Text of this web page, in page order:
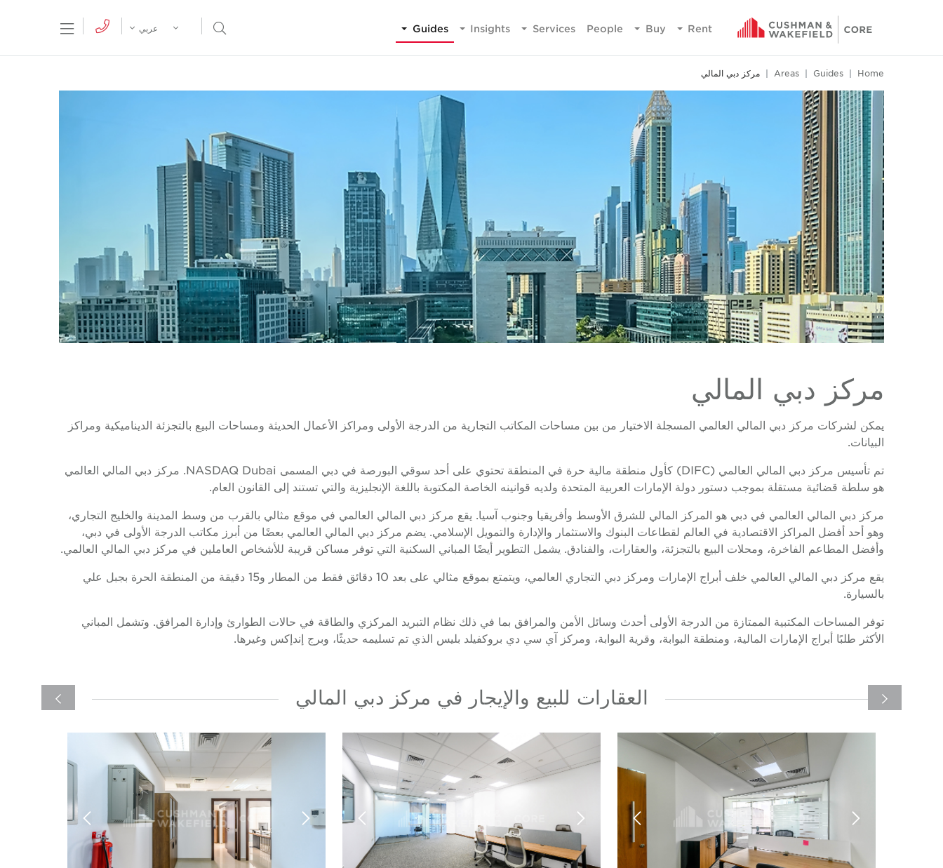
Rent
Buy
People
Services
Insights
Guides
Menu Open Search Menu
عربي
Home
Guides
Areas مركز دبي المالي
مركز دبي المالي
يمكن لشركات مركز دبي المالي العالمي المسجلة الاختيار من بين مساحات المكاتب التجارية من الدرجة الأولى ومراكز الأعمال الحديثة ومساحات البيع بالتجزئة الديناميكية ومراكز
البيانات.
تم تأسيس مركز دبي المالي العالمي (DIFC) كأول منطقة مالية حرة في المنطقة تحتوي على أحد سوقي البورصة في دبي المسمى NASDAQ Dubai. مركز دبي المالي العالمي
هو سلطة قضائية مستقلة بموجب دستور دولة الإمارات العربية المتحدة ولديه قوانينه الخاصة المكتوبة باللغة الإنجليزية والتي تستند إلى القانون العام.
مركز دبي المالي العالمي في دبي هو المركز المالي للشرق الأوسط وأفريقيا وجنوب آسيا. يقع مركز دبي المالي العالمي في موقع مثالي بالقرب من وسط المدينة والخليج التجاري،
وهو أحد أفضل المراكز الاقتصادية في العالم لقطاعات البنوك والاستثمار والإدارة والتمويل الإسلامي. يضم مركز دبي المالي العالمي بعضًا من أبرز مكاتب الدرجة الأولى في دبي،
وأفضل المطاعم الفاخرة، ومحلات البيع بالتجزئة، والعقارات، والفنادق. يشمل التطوير أيضًا المباني السكنية التي توفر مساكن قريبة للأشخاص العاملين في مركز دبي المالي العالمي.
يقع مركز دبي المالي العالمي خلف أبراج الإمارات ومركز دبي التجاري العالمي، ويتمتع بموقع مثالي على بعد 10 دقائق فقط من المطار و15 دقيقة من المنطقة الحرة بجبل علي
بالسيارة.
توفر المساحات المكتبية الممتازة من الدرجة الأولى أحدث وسائل الأمن والمرافق بما في ذلك نظام التبريد المركزي والطاقة في حالات الطوارئ وإدارة المرافق. وتشمل المباني
الأكثر طلبًا أبراج الإمارات المالية، ومنطقة البوابة، وقرية البوابة، ومركز آي سي دي بروكفيلد بليس الذي تم تسليمه حديثًا، وبرج إندإكس وغيرها.
العقارات للبيع والإيجار في مركز دبي المالي